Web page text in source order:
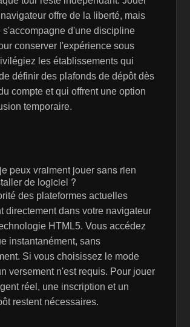
offre de la liberté, mais
s'accompagne d'une discipline
conserver l'expérience sous
les établissements qui
définir des plafonds de dépôt dès
compte et qui offrent une option
temporaire.
peux vraiment jouer sans rien
de logiciel ?
des plateformes actuelles
directement dans votre navigateur
HTML5. Vous accédez
instantanément, sans
Si vous choisissez le mode
versement n'est requis. Pour jouer
réel, une inscription et un
restent nécessaires.